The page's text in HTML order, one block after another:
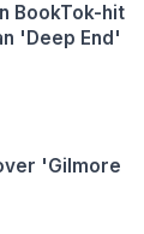
BookTok-hit
'Deep End'
'Gilmore